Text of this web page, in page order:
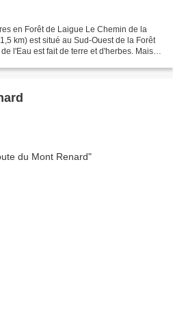
en Forêt de Laigue Le Chemin de la
km) est situé au Sud-Ouest de la Forêt
l'Eau est fait de terre et d'herbes. Mais